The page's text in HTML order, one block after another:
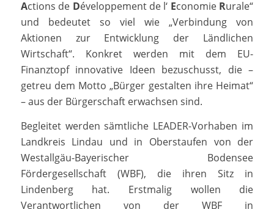
Actions de Développement de l‘ Economie Rurale“
und bedeutet so viel wie „Verbindung von
Aktionen zur Entwicklung der Ländlichen
Wirtschaft“. Konkret werden mit dem EU-
Finanztopf innovative Ideen bezuschusst, die –
getreu dem Motto „Bürger gestalten ihre Heimat“
– aus der Bürgerschaft erwachsen sind.
Begleitet werden sämtliche LEADER-Vorhaben im
Landkreis Lindau und in Oberstaufen von der
Westallgäu-Bayerischer Bodensee
Fördergesellschaft (WBF), die ihren Sitz in
Lindenberg hat. Erstmalig wollen die
Verantwortlichen von der WBF in